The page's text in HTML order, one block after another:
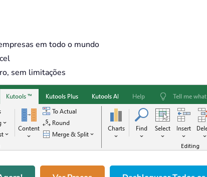
em todo o mundo
sem limitações